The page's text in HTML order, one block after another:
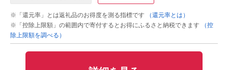
※「還元率」とは返礼品のお得度を測る指標です
（還元率とは）
※「控除上限額」の範囲内で寄付するとお得にふるさと納税できます
（控
除上限額を調べる）